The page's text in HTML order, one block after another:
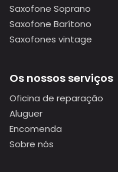
Saxofone Soprano
Saxofone Barítono
Saxofones vintage
Os nossos serviços
Oficina de reparação
Aluguer
Encomenda
Sobre nós